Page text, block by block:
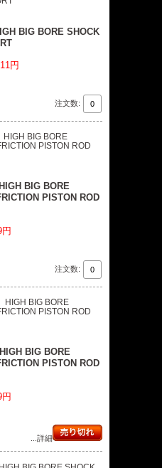
BIG BORE SHOCK
円
注文数:
BIG BORE
PISTON ROD
注文数:
BIG BORE
PISTON ROD
...詳細